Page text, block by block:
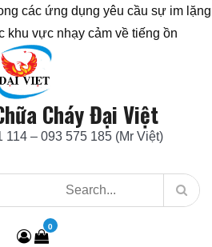
các ứng dụng yêu cầu sự im lặng
khu vực nhạy cảm về tiếng ồn
Cháy Đại Việt
114 – 093 575 185 (Mr Việt)
0